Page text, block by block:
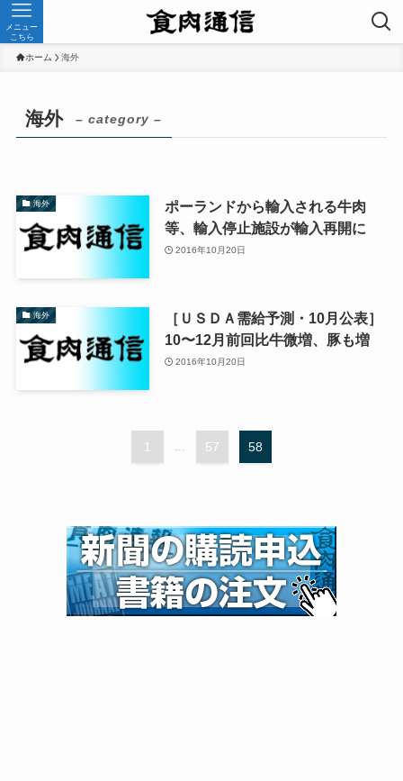
メニュー
こちら
ホーム 海外
海外 – category –
海外
ポーランドから輸入される牛肉
等、輸入停止施設が輸入再開に
2016年10月20日
海外
［ＵＳＤＡ需給予測・10月公表］
10〜12月前回比牛微増、豚も増
2016年10月20日
1 57 58